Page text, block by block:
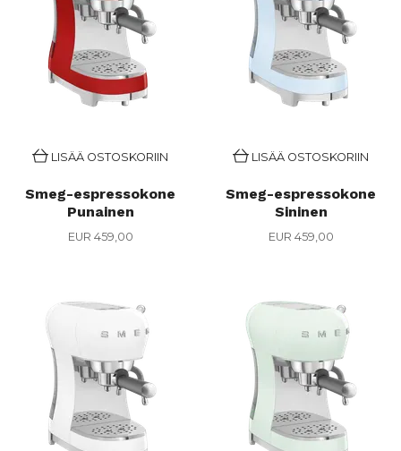
LISÄÄ OSTOSKORIIN
Smeg-espressokone
Punainen
EUR 459,00
LISÄÄ OSTOSKORIIN
Smeg-espressokone
Sininen
EUR 459,00